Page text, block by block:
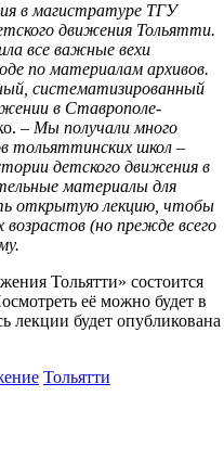
в магистратуре ТГУ
движения Тольятти.
все важные вехи
по материалам архивов.
систематизированный
в Ставрополе-
– Мы получали много
тольяттинских школ –
детского движения в
материалы для
открытую лекцию, чтобы
(но прежде всего
Тольятти» состоится
её можно будет в
лекции будет опубликована
Тольятти